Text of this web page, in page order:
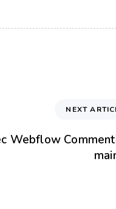
NEXT
Webflow